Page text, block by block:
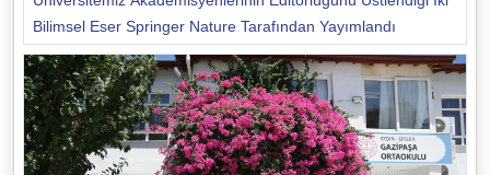
Bilimsel Eser Springer Nature Tarafından Yayımlandı